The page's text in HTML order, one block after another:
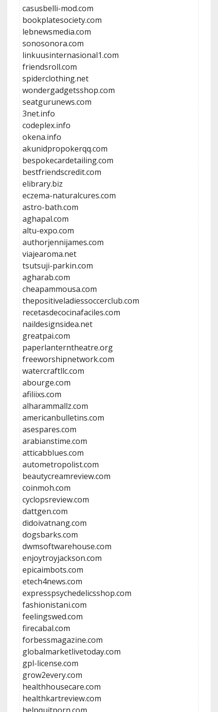
casusbelli-mod.com
bookplatesociety.com
lebnewsmedia.com
sonosonora.com
linkuusinternasional1.com
friendsroll.com
spiderclothing.net
wondergadgetsshop.com
seatgurunews.com
3net.info
codeplex.info
okena.info
akunidpropokerqq.com
bespokecardetailing.com
bestfriendscredit.com
elibrary.biz
eczema-naturalcures.com
astro-bath.com
aghapal.com
altu-expo.com
authorjennijames.com
viajearoma.net
tsutsuji-parkin.com
agharab.com
cheapammousa.com
thepositiveladiessoccerclub.com
recetasdecocinafaciles.com
naildesignsidea.net
greatpai.com
paperlanterntheatre.org
freeworshipnetwork.com
watercraftllc.com
abourge.com
afiliixs.com
alharammallz.com
americanbulletins.com
asespares.com
arabianstime.com
atticabblues.com
autometropolist.com
beautycreamreview.com
coinmoh.com
cyclopsreview.com
dattgen.com
didoivatnang.com
dogsbarks.com
dwmsoftwarehouse.com
enjoytroyjackson.com
epicaimbots.com
etech4news.com
expresspsychedelicsshop.com
fashionistani.com
feelingswed.com
firecabal.com
forbessmagazine.com
globalmarketlivetoday.com
gpl-license.com
grow2every.com
healthhousecare.com
healthkartreview.com